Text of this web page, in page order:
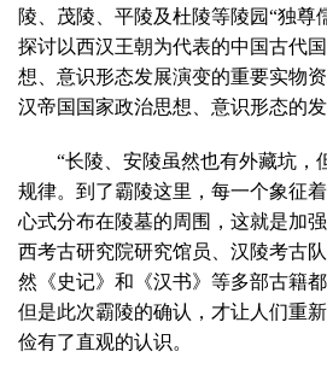
陵、茂陵、平陵及杜陵等陵园“独尊
探讨以西汉王朝为代表的中国古代
想、意识形态发展演变的重要实物
汉帝国国家政治思想、意识形态的发
“长陵、安陵虽然也有外藏坑，
规律。到了霸陵这里，每一个象征
心式分布在陵墓的周围，这就是加
西考古研究院研究馆员、汉陵考古
然《史记》和《汉书》等多部古籍
但是此次霸陵的确认，才让人们重
俭有了直观的认识。